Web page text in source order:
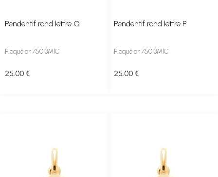
Pendentif rond lettre O
Plaqué or 750 3MIC
25 .00 €
Pendentif rond lettre P
Plaqué or 750 3MIC
25 .00 €